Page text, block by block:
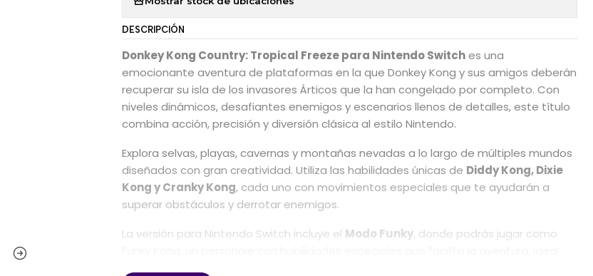
DESCRIPCIÓN
Donkey Kong Country: Tropical Freeze para Nintendo Switches una
emocionante aventura de plataformas en la que Donkey Kong y sus amigos deberán
recuperar su isla de los invasores Árticos que la han congelado por completo. Con
niveles dinámicos, desafiantes enemigos y escenarios llenos de detalles, este título
combina acción, precisión y diversión clásica al estilo Nintendo.
Explora selvas, playas, cavernas y montañas nevadas a lo largo de múltiples mundos
diseñados con gran creatividad. Utiliza las habilidades únicas de Diddy Kong, Dixie
Kong y Cranky Kong, cada uno con movimientos especiales que te ayudarán a
superar obstáculos y derrotar enemigos.
La versión para Nintendo Switch incluye el Modo Funky, donde podrás jugar como